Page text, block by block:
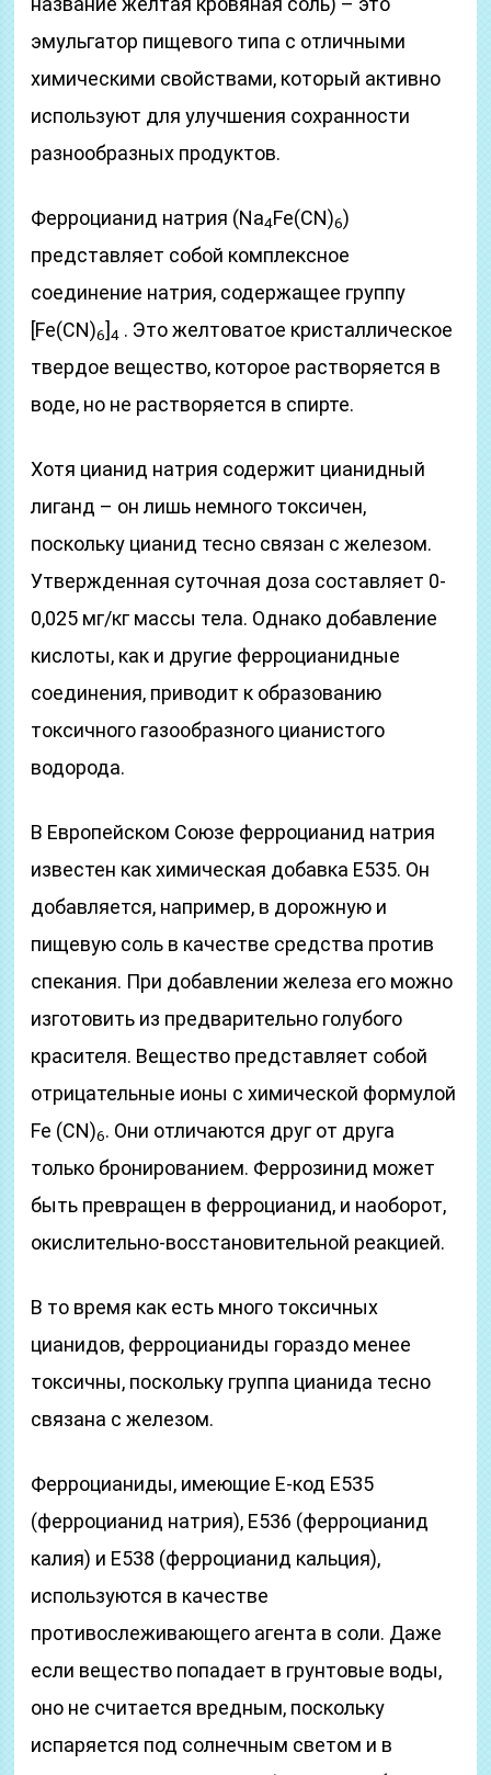
эмульгатор пищевого типа с отличными
химическими свойствами, который активно
используют для улучшения сохранности
разнообразных продуктов.
Ферроцианид натрия (Na4Fe(CN)6)
представляет собой комплексное
соединение натрия, содержащее группу
[Fe(CN)6] 4 . Это желтоватое кристаллическое
твердое вещество, которое растворяется в
воде, но не растворяется в спирте.
Хотя цианид натрия содержит цианидный
лиганд – он лишь немного токсичен,
поскольку цианид тесно связан с железом.
Утвержденная суточная доза составляет 0-
0,025 мг/кг массы тела. Однако добавление
кислоты, как и другие ферроцианидные
соединения, приводит к образованию
токсичного газообразного цианистого
водорода.
В Европейском Союзе ферроцианид натрия
известен как химическая добавка E535. Он
добавляется, например, в дорожную и
пищевую соль в качестве средства против
спекания. При добавлении железа его можно
изготовить из предварительно голубого
красителя. Вещество представляет собой
отрицательные ионы с химической формулой
Fe (CN)6. Они отличаются друг от друга
только бронированием. Феррозинид может
быть превращен в ферроцианид, и наоборот,
окислительно-восстановительной реакцией.
В то время как есть много токсичных
цианидов, ферроцианиды гораздо менее
токсичны, поскольку группа цианида тесно
связана с железом.
Ферроцианиды, имеющие E-код E535
(ферроцианид натрия), E536 (ферроцианид
калия) и E538 (ферроцианид кальция),
используются в качестве
противослеживающего агента в соли. Даже
если вещество попадает в грунтовые воды,
оно не считается вредным, поскольку
испаряется под солнечным светом и в